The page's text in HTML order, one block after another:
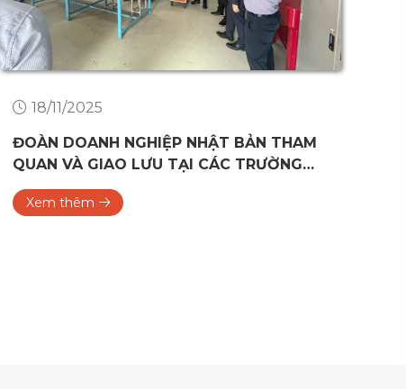
18/11/2025
ĐOÀN DOANH NGHIỆP NHẬT BẢN THAM
QUAN VÀ GIAO LƯU TẠI CÁC TRƯỜNG
ĐẠI HỌC Ở ĐÀ NẴNG
Xem thêm